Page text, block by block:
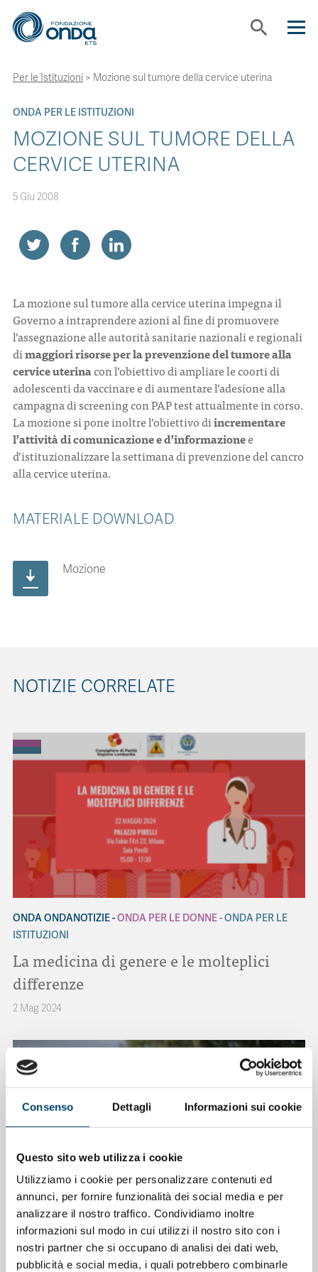
Consenso Dettagli Informazioni sui cookie
Questo sito web utilizza i cookie
Utilizziamo i cookie per personalizzare contenuti ed
annunci, per fornire funzionalità dei social media e per
analizzare il nostro traffico. Condividiamo inoltre
informazioni sul modo in cui utilizzi il nostro sito con i
nostri partner che si occupano di analisi dei dati web,
pubblicità e social media, i quali potrebbero combinarle
search
CHI SIAMO
CON CHI LAVORIAMO
STRUMENTI
CONTATTI
ITA ENG
Per le Istituzioni > Mozione sul tumore della cervice uterina
ONDA PER LE ISTITUZIONI
MOZIONE SUL TUMORE DELLA
CERVICE UTERINA
5 Giu 2008
La mozione sul tumore alla cervice uterina impegna il
Governo a intraprendere azioni al fine di promuovere
l’assegnazione alle autorità sanitarie nazionali e regionali
dimaggiori risorse per la prevenzione del tumore alla
cervice uterinacon l’obiettivo di ampliare le coorti di
adolescenti da vaccinare e di aumentare l’adesione alla
campagna di screening con PAP test attualmente in corso.
La mozione si pone inoltre l’obiettivo diincrementare
l’attività di comunicazione e d’informazionee
d’istituzionalizzare la settimana di prevenzione del cancro
alla cervice uterina.
MATERIALE DOWNLOAD
Mozione
NOTIZIE CORRELATE
ONDA ONDANOTIZIE ONDA PER LE DONNE ONDA PER LE
ISTITUZIONI
La medicina di genere e le molteplici
differenze
2 Mag 2024
ONDA PER GLI UOMINI ONDA PER I GIORNALISTI
ONDA PER
LE DONNE
ONDA PER LE ISTITUZIONI
Conferenza sul futuro dell’Europa